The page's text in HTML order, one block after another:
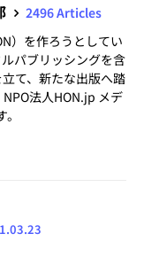
2496 Articles
）を作ろうとしてい
パブリッシングを含
て、新たな出版へ踏
法人HON.jp メデ